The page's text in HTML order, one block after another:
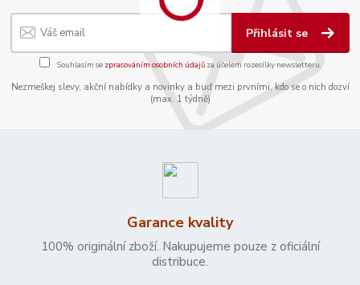
Přihlásit se
Souhlasím se zpracováním osobních údajůza účelem rozesílky newsletteru.
Nezmeškej slevy, akční nabídky a novinky a buď mezi prvními, kdo se o nich dozví
(max. 1 týdně)
Garance kvality
100% originální zboží. Nakupujeme pouze z oficiální
distribuce.